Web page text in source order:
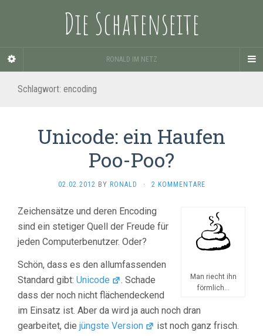
Die Schatenseite
RONALD IM NETZ
Schlagwort: encoding
Unicode: ein Haufen
Poo-Poo?
02.02.2012 BY RONALD · 2 KOMMENTARE
Man riecht ihn
förmlich...
Zeichensätze und deren Encoding
sind ein stetiger Quell der Freude für
jeden Computerbenutzer. Oder?
Schön, dass es den allumfassenden
Standard gibt: Unicode
. Schade
dass der noch nicht flächendeckend
im Einsatz ist. Aber da wird ja auch noch dran
gearbeitet, die jüngste Version ist noch ganz frisch.